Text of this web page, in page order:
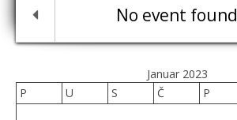
No event found
Januar 2023
P
U S Č P